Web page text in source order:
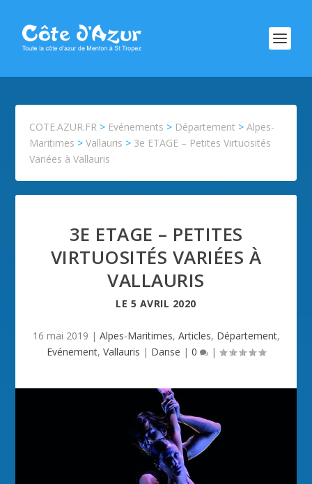
COTE.AZUR.FR > Evénements > Département >Alpes-
Maritimes >Vallauris > 3e ETAGE – Petites Virtuosités
Variées à Vallauris
3E ETAGE – PETITES
VIRTUOSITÉS VARIÉES À
VALLAURIS
LE 5 AVRIL 2020
16 mai 2019 | Alpes-Maritimes, Articles, Département,
Evénement, Vallauris | Danse | 0 |